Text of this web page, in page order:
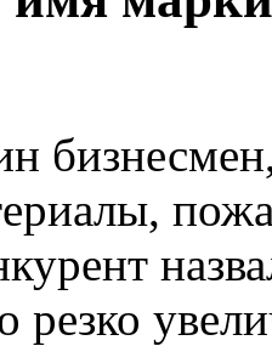
резко